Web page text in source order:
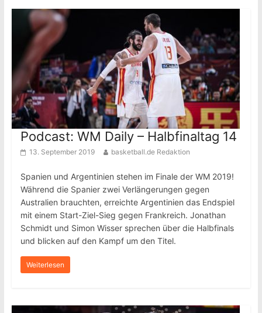
Podcast: WM Daily – Halbfinaltag 14
13. September 2019 basketball.de Redaktion
Spanien und Argentinien stehen im Finale der WM 2019!
Während die Spanier zwei Verlängerungen gegen
Australien brauchten, erreichte Argentinien das Endspiel
mit einem Start-Ziel-Sieg gegen Frankreich. Jonathan
Schmidt und Simon Wisser sprechen über die Halbfinals
und blicken auf den Kampf um den Titel.
Weiterlesen